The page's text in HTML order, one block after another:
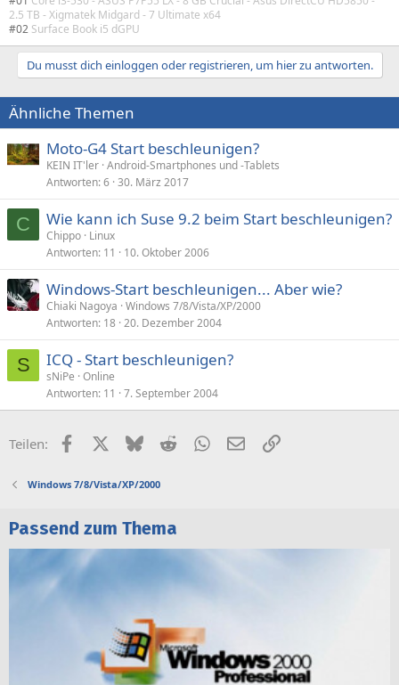
2.5 TB - Xigmatek Midgard - 7 Ultimate x64
#02 Surface Book i5 dGPU
Du musst dich einloggen oder registrieren, um hier zu antworten.
Ähnliche Themen
Moto-G4 Start beschleunigen?
KEIN IT'ler Android-Smartphones und -Tablets
Antworten 6 30. März 2017
C Wie kann ich Suse 9.2 beim Start beschleunigen?
Chippo Linux
Antworten 11 10. Oktober 2006
Windows-Start beschleunigen... Aber wie?
Chiaki Nagoya Windows 7/8/Vista/XP/2000
Antworten 18 20. Dezember 2004
S ICQ - Start beschleunigen?
sNiPe Online
Antworten 11 7. September 2004
Teilen: FacebookX (Twitter)
BlueskyRedditWhatsApp
E-MailLink
Windows 7/8/Vista/XP/2000
Passend zum Thema